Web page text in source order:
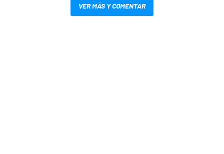
VER MÁS Y COMENTAR